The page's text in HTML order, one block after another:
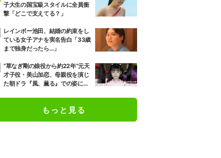
子大生の国宝級スタイルに全員衝
撃「どこで支えてる？」
レインボー池田、結婚の約束をし
ている女子アナを実名告白「33歳
まで独身だったら…」
“草なぎ剛の娘役から約22年”元天
才子役・美山加恋、母親役を演じ
た朝ドラ『風、薫る』での姿に驚
もっと見る